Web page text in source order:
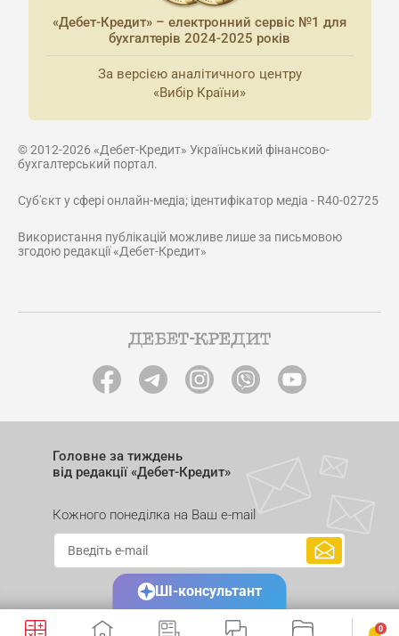
«Дебет-Кредит» – електронний сервіс №1 для
бухгалтерів 2024-2025 років
За версією аналітичного центру
«Вибір Країни»
© 2012-2026 «Дебет-Кредит» Український фінансово-
бухгалтерський портал.
Суб'єкт у сфері онлайн-медіа; ідентифікатор медіа - R40-02725
Використання публікацій можливе лише за письмовою
згодою редакції «Дебет-Кредит»
Головне за тиждень
від редакції «Дебет-Кредит»
Кожного понеділка на Ваш e-mail
0
ШІ-консультант